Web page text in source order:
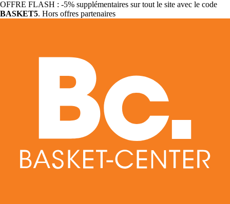
OFFRE FLASH : -5% supplémentaires sur tout le site avec le code
BASKET5. Hors offres partenaires